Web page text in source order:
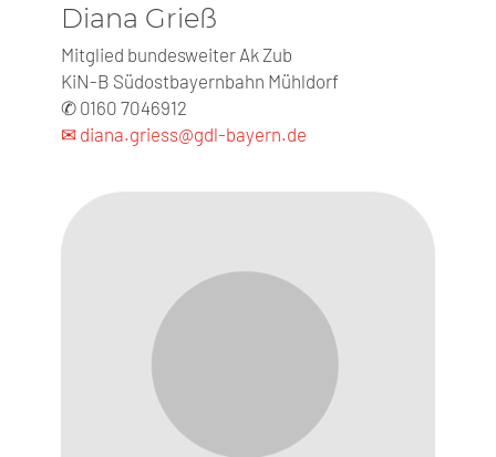
Diana Grieß
Mitglied bundesweiter Ak Zub
KiN-B Südostbayern­bahn Mühldorf
✆ 0160 7046912
✉ diana.griess@gdl-bayern.de